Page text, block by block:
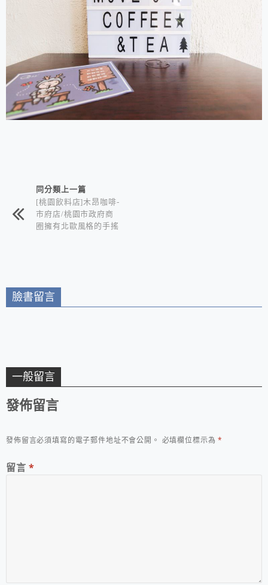
相連文章同分類上一篇
[桃園飲料店]木昂咖啡-
市府店/桃園市政府商
圈擁有北歐風格的手搖
臉書留言
一般留言
發佈留言
發佈留言必須填寫的電子郵件地址不會公開。 必填欄位標示為*
留言 *